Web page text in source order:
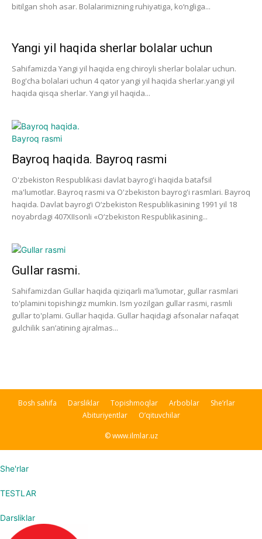
bitilgan shoh asar. Bolalarimizning ruhiyatiga, ko‘ngliga...
Yangi yil haqida sherlar bolalar uchun
Sahifamizda Yangi yil haqida eng chiroyli sherlar bolalar uchun.
Bog'cha bolalari uchun 4 qator yangi yil haqida sherlar.yangi yil
haqida qisqa sherlar. Yangi yil haqida...
Bayroq haqida. Bayroq rasmi
O'zbekiston Respublikasi davlat bayrog'i haqida batafsil
ma'lumotlar. Bayroq rasmi va O'zbekiston bayrog'i rasmlari. Bayroq
haqida. Davlat bayrog‘i O‘zbekiston Respublikasining 1991 yil 18
noyabrdagi 407­XII­sonli «O‘zbekiston Respublikasining...
Gullar rasmi.
Sahifamizdan Gullar haqida qiziqarli ma'lumotar, gullar rasmlari
to'plamini topishingiz mumkin. Ism yozilgan gullar rasmi, rasmli
gullar to'plami. Gullar haqida. Gullar haqidagi afsonalar nafaqat
gulchilik san’atining ajralmas...
Bosh sahifa Darsliklar Topishmoqlar Arboblar
She’rlar
Abituriyentlar
O’qituvchilar
© www.ilmlar.uz
She'rlar
TESTLAR
Darsliklar